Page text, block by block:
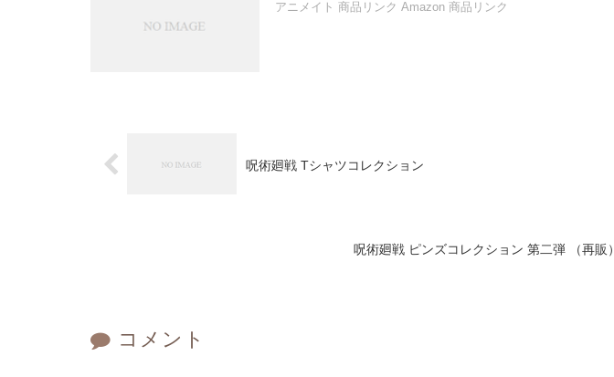
アニメイト 商品リンク Amazon 商品リンク
呪術廻戦 Tシャツコレクション
呪術廻戦 ピンズコレクション 第二弾 （再販）
コメント